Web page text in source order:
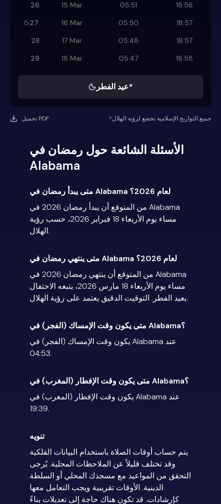
26
15 Mar 05:51
18:56
27
16 Mar 05:50
18:57
28
17 Mar 05:48
18:57
29
18 Mar 05:47 18:58
عيد الفطر*
تحميل PDF *جميع التواريخ الإسلامية تخضع لرؤية الهلال
الأسئلة الشائعة حول رمضان في
Alabama
متى يبدأ رمضان في Alabama لعام 2026؟
من المتوقع أن يبدأ رمضان 2026 في Alabama
مساء يوم الأربعاء 18 فبراير 2026، حسب رؤية
الهلال.
متى ينتهي رمضان في Alabama لعام 2026؟
من المتوقع أن ينتهي رمضان 2026 في Alabama
مساء يوم الأربعاء 18 مارس 2026، يتبعه الاحتفال
بعيد الفطر. التوقيت الدقيق يعتمد على رؤية الهلال.
متى يكون وقت الإمساك (الفجر) في Alabama؟
يكون وقت الإمساك (الفجر) في Alabama عند
04:53.
متى يكون وقت الإفطار (المغرب) في Alabama؟
يكون وقت الإفطار (المغرب) في Alabama عند
19:39.
تنويه
يتم حساب أوقات الصلاة باستخدام البيانات الفلكية
وقد تختلف قليلاً عن الملاحظات المحلية. يُرجى
التحقق من المواعيد مع مسجدك المحلي أو السلطة
الدينية. الأوقات تقريبية ويجب التعامل معها
كإرشادات. قد تكون هناك حاجة إلى تعديلات بناءً